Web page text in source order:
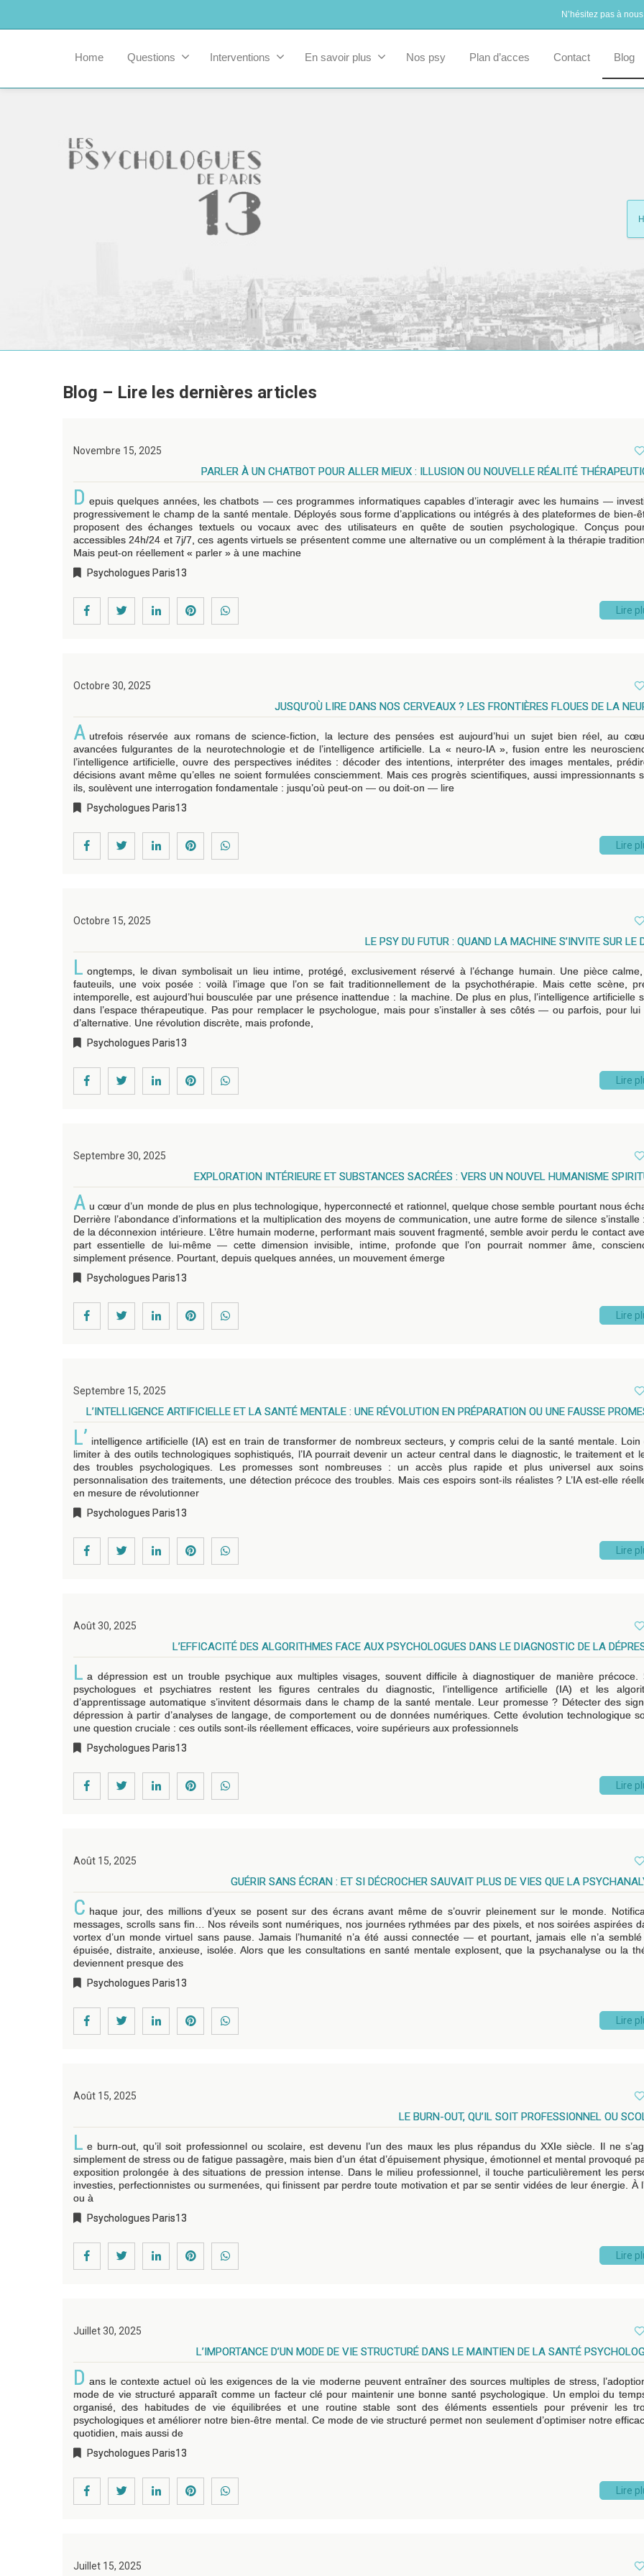
N’hésitez pas à
Home Questions Interventions En savoir plus Nos psy Plan d’acces Contact Blog
Blog – Lire les dernières articles
Novembre 15, 2025
PARLER À UN CHATBOT POUR ALLER MIEUX : ILLUSION OU NOUVELLE RÉALITÉ
D epuis quelques années, les chatbots — ces programmes informatiques capables d’interagir avec les humains —
progressivement le champ de la santé mentale. Déployés sous forme d’applications ou intégrés à des plateformes de bien-
proposent des échanges textuels ou vocaux avec des utilisateurs en quête de soutien psychologique. Conçus
accessibles 24h/24 et 7j/7, ces agents virtuels se présentent comme une alternative ou un complément à la thérapie
Mais peut-on réellement « parler » à une machine
Psychologues Paris13
Lire
Octobre 30, 2025
JUSQU’OÙ LIRE DANS NOS CERVEAUX ? LES FRONTIÈRES FLOUES DE LA
A utrefois réservée aux romans de science-fiction, la lecture des pensées est aujourd’hui un sujet bien réel, au
avancées fulgurantes de la neurotechnologie et de l’intelligence artificielle. La « neuro-IA », fusion entre les
l’intelligence artificielle, ouvre des perspectives inédites : décoder des intentions, interpréter des images mentales,
décisions avant même qu’elles ne soient formulées consciemment. Mais ces progrès scientifiques, aussi impressionnants
ils, soulèvent une interrogation fondamentale : jusqu’où peut-on — ou doit-on — lire
Psychologues Paris13
Lire
Octobre 15, 2025
LE PSY DU FUTUR : QUAND LA MACHINE S’INVITE SUR LE
L ongtemps, le divan symbolisait un lieu intime, protégé, exclusivement réservé à l’échange humain. Une pièce
fauteuils, une voix posée : voilà l’image que l’on se fait traditionnellement de la psychothérapie. Mais cette scène,
intemporelle, est aujourd’hui bousculée par une présence inattendue : la machine. De plus en plus, l’intelligence artificielle
dans l’espace thérapeutique. Pas pour remplacer le psychologue, mais pour s’installer à ses côtés — ou parfois, pour lui
d’alternative. Une révolution discrète, mais profonde,
Psychologues Paris13
Lire
Septembre 30, 2025
EXPLORATION INTÉRIEURE ET SUBSTANCES SACRÉES : VERS UN NOUVEL HUMANISME
A u cœur d’un monde de plus en plus technologique, hyperconnecté et rationnel, quelque chose semble pourtant nous
Derrière l’abondance d’informations et la multiplication des moyens de communication, une autre forme de silence s’installe
de la déconnexion intérieure. L’être humain moderne, performant mais souvent fragmenté, semble avoir perdu le contact
part essentielle de lui-même — cette dimension invisible, intime, profonde que l’on pourrait nommer âme,
simplement présence. Pourtant, depuis quelques années, un mouvement émerge
Psychologues Paris13
Lire
Septembre 15, 2025
L’INTELLIGENCE ARTIFICIELLE ET LA SANTÉ MENTALE : UNE RÉVOLUTION EN PRÉPARATION OU UNE FAUSSE
L’ intelligence artificielle (IA) est en train de transformer de nombreux secteurs, y compris celui de la santé mentale. Loin
limiter à des outils technologiques sophistiqués, l’IA pourrait devenir un acteur central dans le diagnostic, le traitement et
des troubles psychologiques. Les promesses sont nombreuses : un accès plus rapide et plus universel aux
personnalisation des traitements, une détection précoce des troubles. Mais ces espoirs sont-ils réalistes ? L’IA est-elle
en mesure de révolutionner
Psychologues Paris13
Lire
Août 30, 2025
L’EFFICACITÉ DES ALGORITHMES FACE AUX PSYCHOLOGUES DANS LE DIAGNOSTIC DE LA
L a dépression est un trouble psychique aux multiples visages, souvent difficile à diagnostiquer de manière précoce.
psychologues et psychiatres restent les figures centrales du diagnostic, l’intelligence artificielle (IA) et les
d’apprentissage automatique s’invitent désormais dans le champ de la santé mentale. Leur promesse ? Détecter des
dépression à partir d’analyses de langage, de comportement ou de données numériques. Cette évolution technologique
une question cruciale : ces outils sont-ils réellement efficaces, voire supérieurs aux professionnels
Psychologues Paris13
Lire
Août 15, 2025
GUÉRIR SANS ÉCRAN : ET SI DÉCROCHER SAUVAIT PLUS DE VIES QUE LA
C haque jour, des millions d’yeux se posent sur des écrans avant même de s’ouvrir pleinement sur le monde.
messages, scrolls sans fin… Nos réveils sont numériques, nos journées rythmées par des pixels, et nos soirées aspirées
vortex d’un monde virtuel sans pause. Jamais l’humanité n’a été aussi connectée — et pourtant, jamais elle n’a
épuisée, distraite, anxieuse, isolée. Alors que les consultations en santé mentale explosent, que la psychanalyse ou la
deviennent presque des
Psychologues Paris13
Lire
Août 15, 2025
LE BURN-OUT, QU’IL SOIT PROFESSIONNEL OU
L e burn-out, qu’il soit professionnel ou scolaire, est devenu l’un des maux les plus répandus du XXIe siècle. Il ne
simplement de stress ou de fatigue passagère, mais bien d’un état d’épuisement physique, émotionnel et mental provoqué
exposition prolongée à des situations de pression intense. Dans le milieu professionnel, il touche particulièrement les
investies, perfectionnistes ou surmenées, qui finissent par perdre toute motivation et par se sentir vidées de leur énergie. À
ou à
Psychologues Paris13
Lire
Juillet 30, 2025
L’IMPORTANCE D’UN MODE DE VIE STRUCTURÉ DANS LE MAINTIEN DE LA SANTÉ
D ans le contexte actuel où les exigences de la vie moderne peuvent entraîner des sources multiples de stress,
mode de vie structuré apparaît comme un facteur clé pour maintenir une bonne santé psychologique. Un emploi du
organisé, des habitudes de vie équilibrées et une routine stable sont des éléments essentiels pour prévenir les
psychologiques et améliorer notre bien-être mental. Ce mode de vie structuré permet non seulement d’optimiser notre
quotidien, mais aussi de
Psychologues Paris13
Lire
Juillet 15, 2025